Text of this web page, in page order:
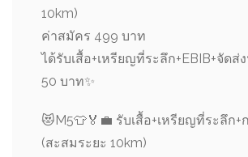
10km)
ค่าสมัคร 499 บาท
ได้รับเสื้อ+เหรียญที่ระลึก+EBIB+จัดส่
50 บาท✨
😻 M5👕🏅 💼 รับเสื้อ+เหรียญที่ระลึก+
(สะสมระยะ 10km)